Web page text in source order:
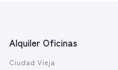
Alquiler Oficinas
Ciudad Vieja